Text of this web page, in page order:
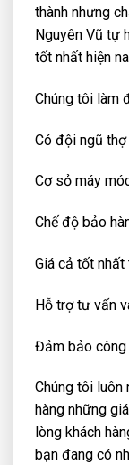
thành nhưng
Nguyên Vũ tự
tốt nhất hiện
Chúng tôi làm
Có đội ngũ thợ
Cơ sỏ máy
Chế độ bảo
Giá cả tốt
Hỗ trợ tư vấn
Đảm bảo
Chúng tôi luôn
hàng những
lòng khách
bạn đang có